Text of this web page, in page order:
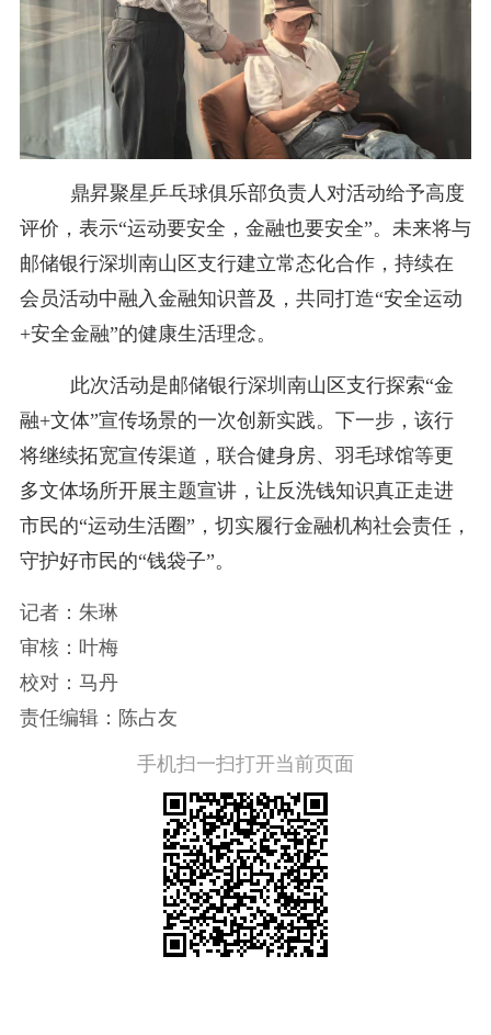
鼎昇聚星乒乓球俱乐部负责人对活动给予高度
评价，表示“运动要安全，金融也要安全”。未来将与
邮储银行深圳南山区支行建立常态化合作，持续在
会员活动中融入金融知识普及，共同打造“安全运动
+安全金融”的健康生活理念。
此次活动是邮储银行深圳南山区支行探索“金
融+文体”宣传场景的一次创新实践。下一步，该行
将继续拓宽宣传渠道，联合健身房、羽毛球馆等更
多文体场所开展主题宣讲，让反洗钱知识真正走进
市民的“运动生活圈”，切实履行金融机构社会责任，
守护好市民的“钱袋子”。
记者：朱琳
审核：叶梅
校对：马丹
责任编辑：陈占友
手机扫一扫打开当前页面